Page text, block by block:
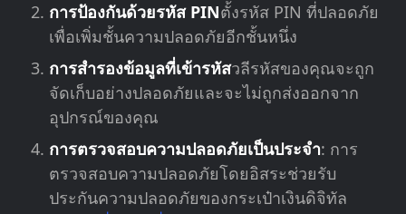
การป้องกันด้วยรหัส PINตั้งรหัส PIN ที่ปลอดภัย
เพื่อเพิ่มชั้นความปลอดภัยอีกชั้นหนึ่ง
การสำรองข้อมูลที่เข้ารหัสวลีรหัสของคุณจะถูก
จัดเก็บอย่างปลอดภัยและจะไม่ถูกส่งออกจาก
อุปกรณ์ของคุณ
การตรวจสอบความปลอดภัยเป็นประจำ: การ
ตรวจสอบความปลอดภัยโดยอิสระช่วยรับ
ประกันความปลอดภัยของกระเป๋าเงินดิจิทัล